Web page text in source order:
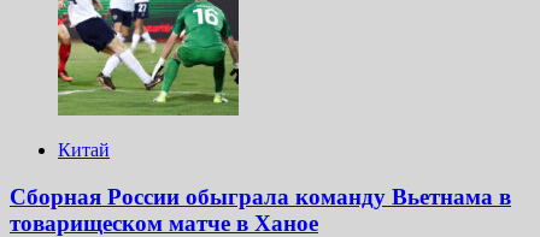
Китай
Сборная России обыграла команду Вьетнама в
товарищеском матче в Ханое